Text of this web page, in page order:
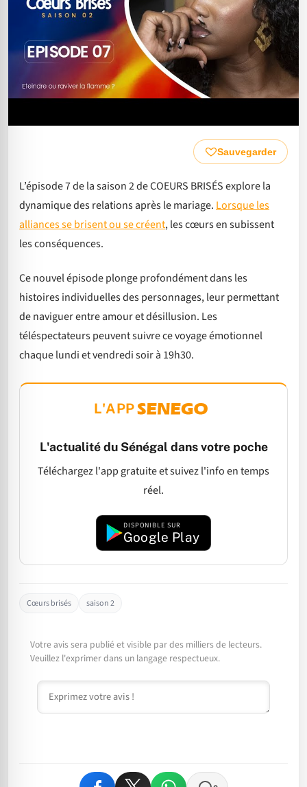
Sauvegarder
L’épisode 7 de la saison 2 de COEURS BRISÉS explore la
dynamique des relations après le mariage. Lorsque les
alliances se brisent ou se créent, les cœurs en subissent
les conséquences.
Ce nouvel épisode plonge profondément dans les
histoires individuelles des personnages, leur permettant
de naviguer entre amour et désillusion. Les
téléspectateurs peuvent suivre ce voyage émotionnel
chaque lundi et vendredi soir à 19h30.
L'APP
L'actualité du Sénégal dans votre poche
Téléchargez l'app gratuite et suivez l'info en temps
réel.
DISPONIBLE SUR
Google Play
Cœurs brisés saison 2
Votre avis sera publié et visible par des milliers de lecteurs.
Veuillez l'exprimer dans un langage respectueux.
Commentaire